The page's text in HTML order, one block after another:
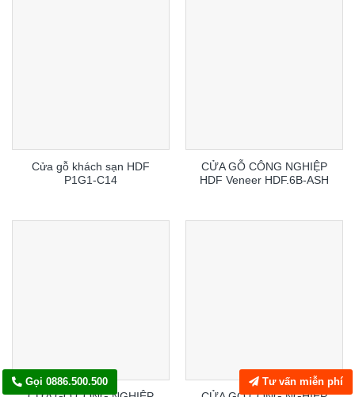
Cửa gỗ khách sạn HDF
P1G1-C14
CỬA GỖ CÔNG NGHIỆP
HDF Veneer HDF.6B-ASH
Gọi 0886.500.500 Tư vấn miễn phí